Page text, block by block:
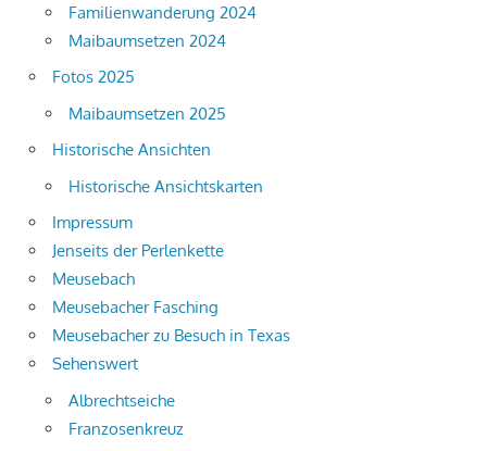
Familienwanderung 2024
Maibaumsetzen 2024
Fotos 2025
Maibaumsetzen 2025
Historische Ansichten
Historische Ansichtskarten
Impressum
Jenseits der Perlenkette
Meusebach
Meusebacher Fasching
Meusebacher zu Besuch in Texas
Sehenswert
Albrechtseiche
Franzosenkreuz